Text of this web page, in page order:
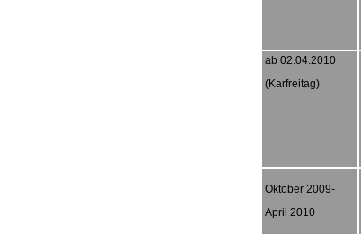
ab 02.04.2010
(Karfreitag)
Oktober 2009-
April 2010